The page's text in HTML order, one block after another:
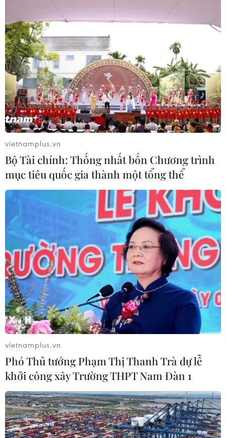
vietnamplus.vn
Bộ Tài chính: Thống nhất bốn Chương trình
mục tiêu quốc gia thành một tổng thể
vietnamplus.vn
Phó Thủ tướng Phạm Thị Thanh Trà dự lễ
khởi công xây Trường THPT Nam Đàn 1